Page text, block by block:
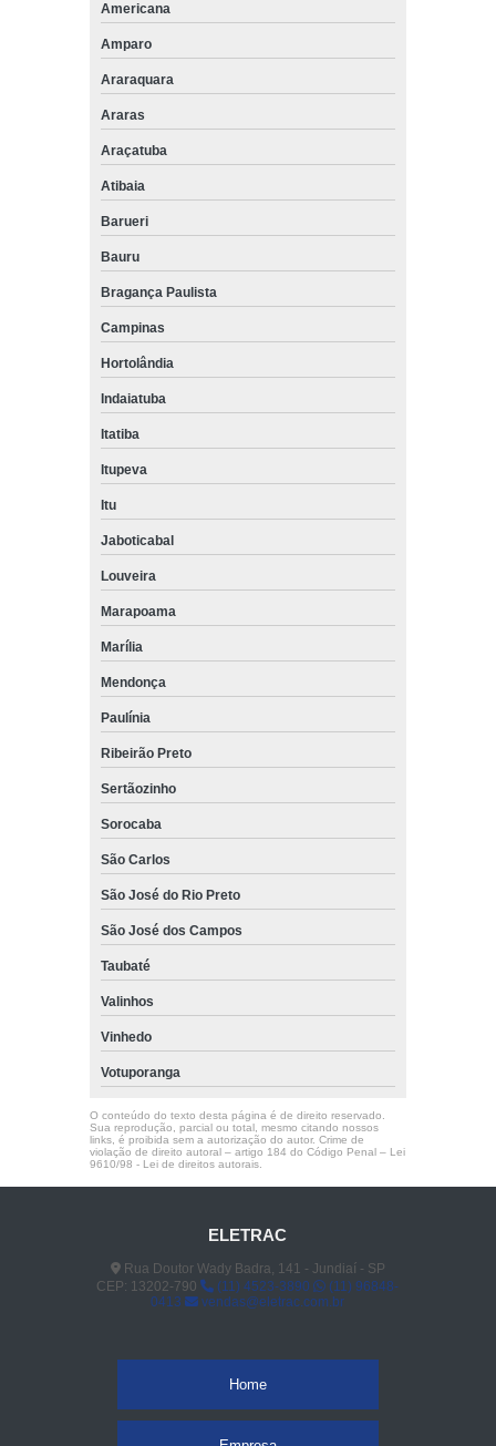
Americana
Amparo
Araraquara
Araras
Araçatuba
Atibaia
Barueri
Bauru
Bragança Paulista
Campinas
Hortolândia
Indaiatuba
Itatiba
Itupeva
Itu
Jaboticabal
Louveira
Marapoama
Marília
Mendonça
Paulínia
Ribeirão Preto
Sertãozinho
Sorocaba
São Carlos
São José do Rio Preto
São José dos Campos
Taubaté
Valinhos
Vinhedo
Votuporanga
O conteúdo do texto desta página é de direito reservado.
Sua reprodução, parcial ou total, mesmo citando nossos
links, é proibida sem a autorização do autor. Crime de
violação de direito autoral – artigo 184 do Código Penal – Lei
9610/98 - Lei de direitos autorais.
ELETRAC
Rua Doutor Wady Badra, 141 - Jundiaí - SP
CEP: 13202-790
(11) 4523-3890
(11) 96848-
0413
vendas@eletrac.com.br
Home